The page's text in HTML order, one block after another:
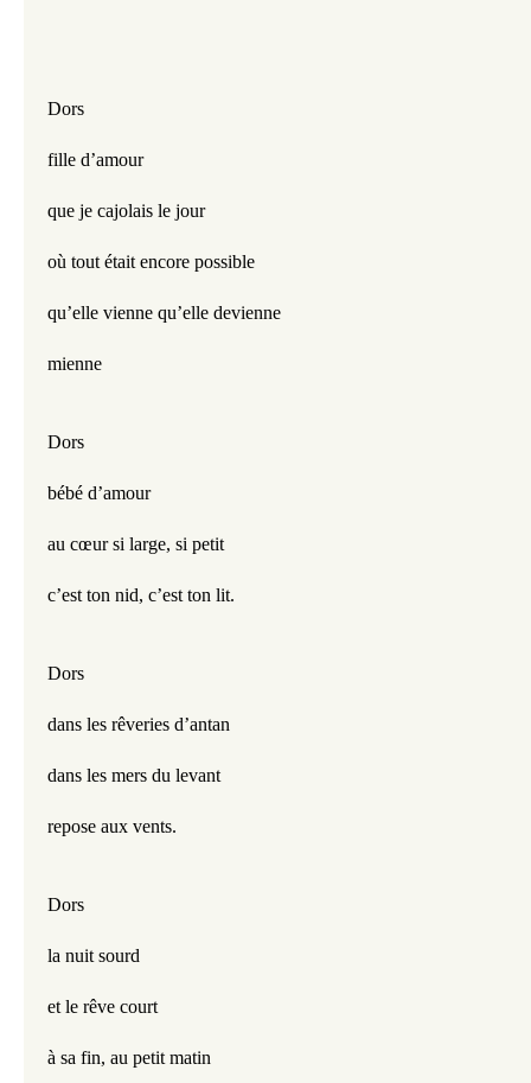
Dors
fille d’amour
que je cajolais le jour
où tout était encore possible
qu’elle vienne qu’elle devienne
mienne
Dors
bébé d’amour
au cœur si large, si petit
c’est ton nid, c’est ton lit.
Dors
dans les rêveries d’antan
dans les mers du levant
repose aux vents.
Dors
la nuit sourd
et le rêve court
à sa fin, au petit matin